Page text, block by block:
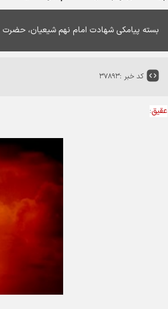
بسته پیامکی شهادت امام نهم شیعیان، حضرت
کد خبر :۳۷۸۹۳
عقیق: